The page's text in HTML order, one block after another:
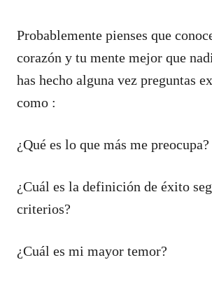
Probablemente pienses que
corazón y tu mente mejor que
has hecho alguna vez preguntas
como :
¿Qué es lo que más me preocupa?
¿Cuál es la definición de éxito
criterios?
¿Cuál es mi mayor temor?